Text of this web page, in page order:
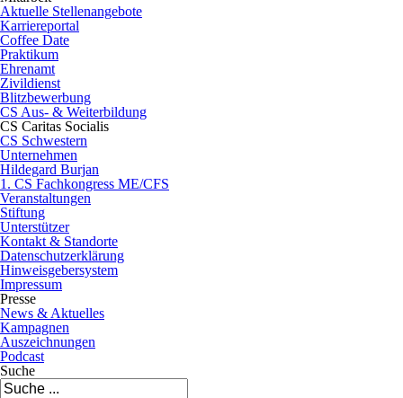
Aktuelle Stellenangebote
Karriereportal
Coffee Date
Praktikum
Ehrenamt
Zivildienst
Blitzbewerbung
CS Aus- & Weiterbildung
CS Caritas Socialis
CS Schwestern
Unternehmen
Hildegard Burjan
1. CS Fachkongress ME/CFS
Veranstaltungen
Stiftung
Unterstützer
Kontakt & Standorte
Datenschutzerklärung
Hinweisgebersystem
Impressum
Presse
News & Aktuelles
Kampagnen
Auszeichnungen
Podcast
Suche